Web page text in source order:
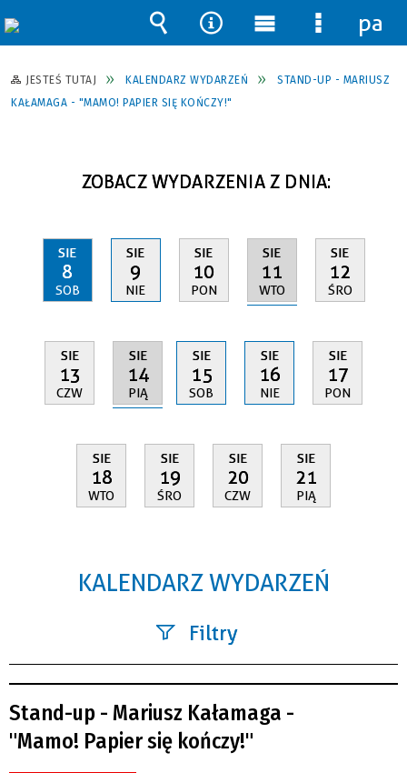
JESTEŚ TUTAJ KALENDARZ WYDARZEŃ
STAND-UP - MARIUSZ
KAŁAMAGA - "MAMO! PAPIER SIĘ KOŃCZY!"
ZOBACZ WYDARZENIA Z DNIA:
SIE
8
SOB
SIE
9
NIE
SIE
10
PON
SIE
11
WTO
SIE
12
ŚRO
SIE
13
CZW
SIE
14
PIĄ
SIE
15
SOB
SIE
16
NIE
SIE
17
PON
SIE
18
WTO
SIE
19
ŚRO
SIE
20
CZW
SIE
21
PIĄ
KALENDARZ WYDARZEŃ
Filtry
Kategoria
Stand-up - Mariusz Kałamaga -
"Mamo! Papier się kończy!"
Wyszukiwarka
Narzędzia
Menu
główne
Menu